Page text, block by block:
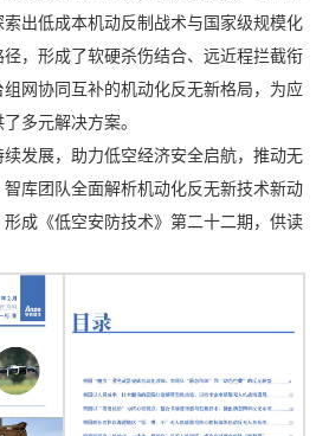
出低成本机动反制战术与国家级规模化
，形成了软硬杀伤结合、远近程拦截衔
网协同互补的机动化反无新格局，为应
多元解决方案。
发展，助力低空经济安全启航，推动无
库团队全面解析机动化反无新技术新动
成《低空安防技术》第二十二期，供读